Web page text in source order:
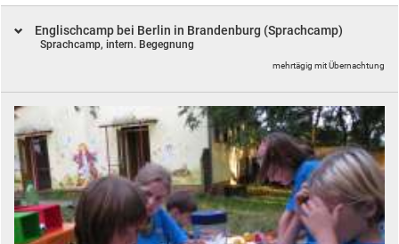
Englischcamp bei Berlin in Brandenburg (Sprachcamp)
Sprachcamp, intern. Begegnung
mehrtägig mit Übernachtung